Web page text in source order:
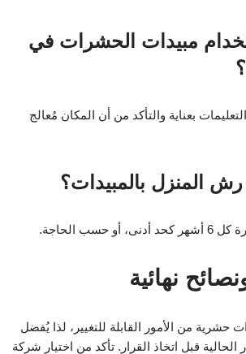
مبيدات الحشرات في
بعناية والتأكد من أن المكان مُعالج
المنزل بالمبيدات؟
الحاجة.
نهائية
حشرية من الأمور القابلة للتغيير، لذا يُفضل
قبل اتخاذ القرار. تأكد من اختيار شركة